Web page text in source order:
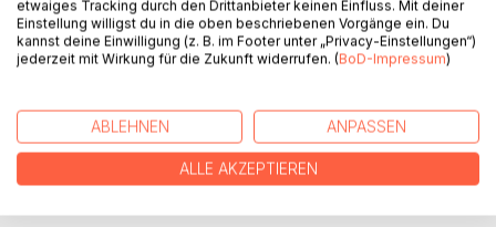
nur eine Kulisse:
Sie ist ein Spiegel für innere Bewegungen, für Nähe,
Sehnsucht und leise Verbundenheit.
Zwischen Regen und Musik, Wind und Stille begegnen sich
Menschen, die nicht suchen und doch finden. Die Liebe
zeigt sich hier nicht in großen Gesten, sondern in Blicken,
Berührungen und gemeinsamen Momenten, die in
etwaiges Tracking durch den Drittanbieter keinen Einfluss. Mit deiner
Einstellung willigst du in die oben beschriebenen Vorgänge ein. Du
kannst deine Einwilligung (z. B. im Footer unter „Privacy-Einstellungen“)
jederzeit mit Wirkung für die Zukunft widerrufen. (BoD-Impressum)
ABLEHNEN ANPASSEN
ALLE AKZEPTIEREN